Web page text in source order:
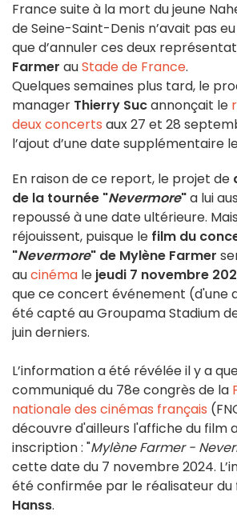
France suite à la mort du jeune
de Seine-Saint-Denis n’avait pas
que d’annuler ces deux
Farmer auStade de France.
Quelques semaines plus tard, le
manager Thierry Sucannonçait le
deux concerts aux 27 et 28
l’ajout d’une date supplémentaire
En raison de ce report, le projet de
de la tournée "Nevermore"a lui
repoussé à une date ultérieure.
réjouissent, puisque le film du
"Nevermore" de Mylène Farmer
aucinéma le jeudi 7 novembre
que ce concert événement (d'une
été capté au Groupama Stadium
juin derniers.
L’information a été révélée il y a
communiqué du 78e congrès de la
nationale des cinémas français
découvre d'ailleurs l'affiche du film
inscription : "Mylène Farmer -
cette date du 7 novembre 2024.
été confirmée par le réalisateur du
Hanss.